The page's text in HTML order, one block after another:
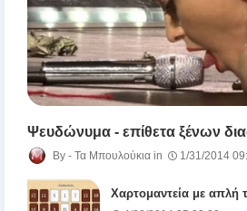
Ψευδώνυμα - επίθετα ξένων
Τα Μπουλούκια 1/31/2014
Χαρτομαντεία με απλή